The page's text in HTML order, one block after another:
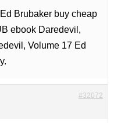
Brubaker buy cheap
ebook Daredevil,
Volume 17 Ed
#32072